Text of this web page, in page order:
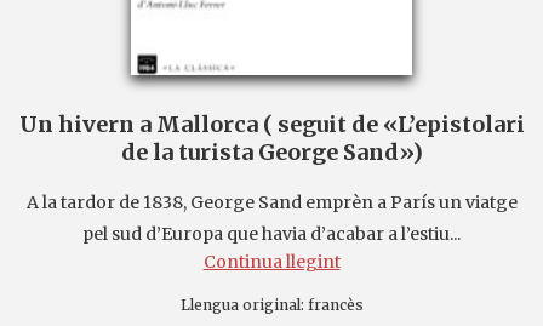
Un hivern a Mallorca ( seguit de «L’epistolari
de la turista George Sand»)
A la tardor de 1838, George Sand emprèn a París un viatge
pel sud d’Europa que havia d’acabar a l’estiu...
Continua llegint
Llengua original: francès